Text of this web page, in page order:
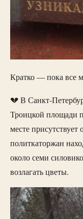
Кратко — пока все
💔 В Санкт-
Троицкой площади
месте
политкаторжан
около семи
возлагать цветы.